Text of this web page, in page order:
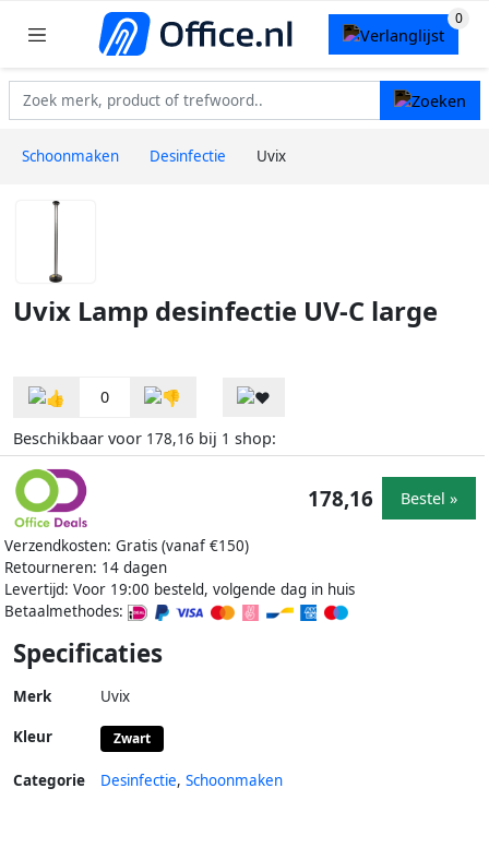
Schoonmaken Desinfectie Uvix
Uvix Lamp desinfectie UV-C large
0
Beschikbaar voor 178,16 bij 1 shop:
Verzendkosten: Gratis (vanaf €150)
Retourneren: 14 dagen
Levertijd: Voor 19:00 besteld, volgende dag in huis
Betaalmethodes:
178,16 Bestel »
Specificaties
Merk Uvix
Kleur Zwart
Categorie Desinfectie, Schoonmaken